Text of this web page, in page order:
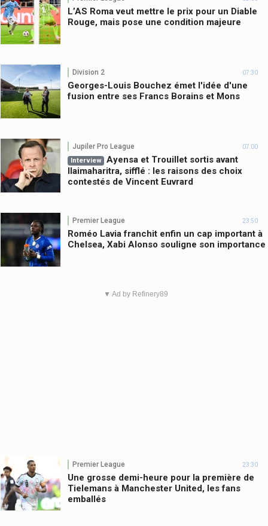
L’AS Roma veut mettre le prix pour un Diable
Rouge, mais pose une condition majeure
Division 2 07:30
Georges-Louis Bouchez émet l'idée d'une
fusion entre ses Francs Borains et Mons
Jupiler Pro League 07:00
Interview
Ayensa et Trouillet sortis avant
Ilaimaharitra, sifflé : les raisons des choix
contestés de Vincent Euvrard
Premier League 23:50
Roméo Lavia franchit enfin un cap important à
Chelsea, Xabi Alonso souligne son importance
▼ Ad by Refinery89
Premier League 23:30
Une grosse demi-heure pour la première de
Tielemans à Manchester United, les fans
emballés